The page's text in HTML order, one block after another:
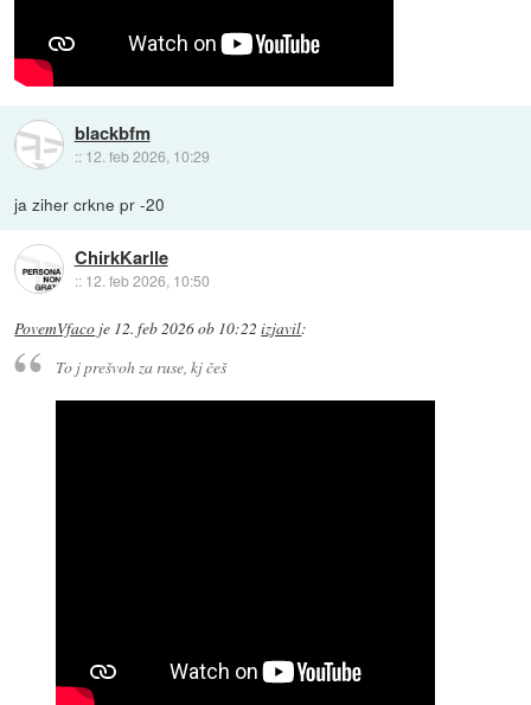
blackbfm
:: 12. feb 2026, 10:29
ja ziher crkne pr -20
ChirkKarlle
:: 12. feb 2026, 10:50
PovemVfaco je 12. feb 2026 ob 10:22 izjavil:
To j prešvoh za ruse, kj češ